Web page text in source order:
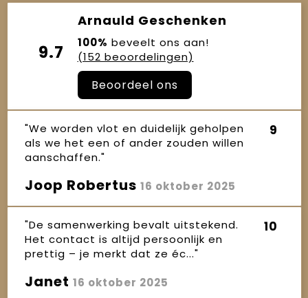
9.7
Arnauld Geschenken
100% beveelt ons aan!
(152 beoordelingen)
Beoordeel ons
"We worden vlot en duidelijk geholpen
als we het een of ander zouden willen
aanschaffen."
9
Joop Robertus 16 oktober 2025
"De samenwerking bevalt uitstekend.
Het contact is altijd persoonlijk en
prettig – je merkt dat ze éc..."
10
Janet 16 oktober 2025